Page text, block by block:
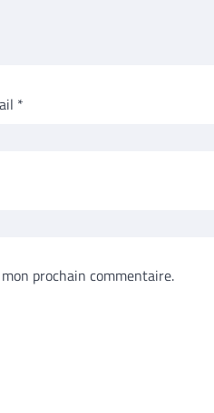
*
prochain commentaire.